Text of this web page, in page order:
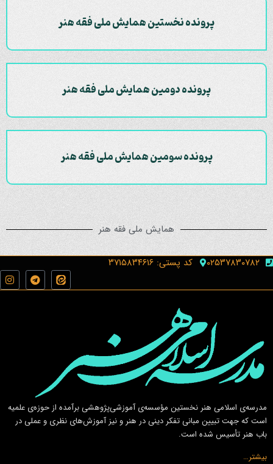
پرونده نخستین همایش ملی فقه هنر
پرونده دومین همایش ملی فقه هنر
پرونده سومین همایش ملی فقه هنر
همایش ملی فقه هنر
۰۲۵۳۷۸۳۰۷۸۲ کد پستی: ۳۷۱۵۸۳۴۶۱۶
مدرسه‌ی اسلامى هنر نخستين مؤسسه‌ی آموزشى‌پژوهشى برآمده از حوزه‌ی علميه
است كه جهت تبيين مبانى تفكر دينى در هنر و نيز آموزش‌هاى نظرى و عملى در
باب هنر تأسيس شده است.
بیشتر…